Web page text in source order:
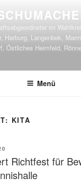
im
Harburg, Langenbek,
Östliches Heimfeld,
Menü
KITA
Richtfest für